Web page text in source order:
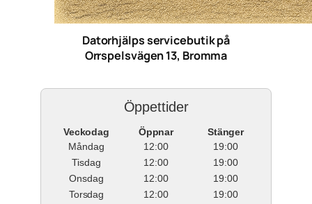
Datorhjälps servicebutik på
Orrspelsvägen 13, Bromma
Öppettider
Veckodag Öppnar
Stänger
Måndag
12:00
19:00
Tisdag
12:00
19:00
Onsdag
12:00
19:00
Torsdag
12:00
19:00